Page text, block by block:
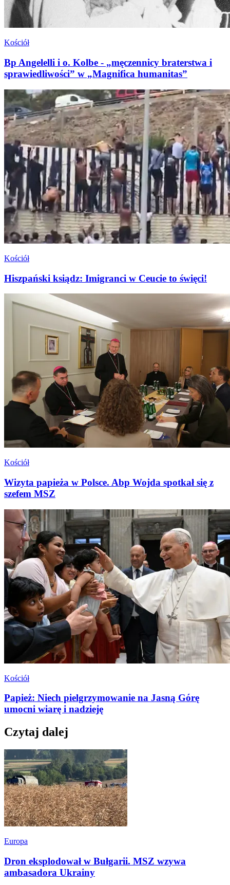
Kościół
Bp Angelelli i o. Kolbe - „męczennicy braterstwa i
sprawiedliwości” w „Magnifica humanitas”
Kościół
Hiszpański ksiądz: Imigranci w Ceucie to święci!
Kościół
Wizyta papieża w Polsce. Abp Wojda spotkał się z
szefem MSZ
Kościół
Papież: Niech pielgrzymowanie na Jasną Górę
umocni wiarę i nadzieję
Czytaj dalej
Europa
Dron eksplodował w Bułgarii. MSZ wzywa
ambasadora Ukrainy